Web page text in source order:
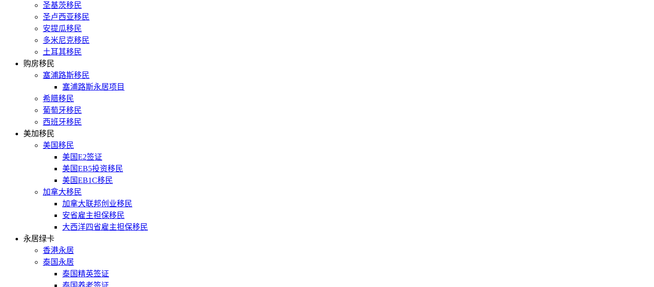
圣基茨移民
圣卢西亚移民
安提瓜移民
多米尼克移民
土耳其移民
购房移民
塞浦路斯移民
塞浦路斯永居项目
希腊移民
葡萄牙移民
西班牙移民
美加移民
美国移民
美国E2签证
美国EB5投资移民
美国EB1C移民
加拿大移民
加拿大联邦创业移民
安省雇主担保移民
大西洋四省雇主担保移民
永居绿卡
香港永居
泰国永居
泰国精英签证
泰国养老签证